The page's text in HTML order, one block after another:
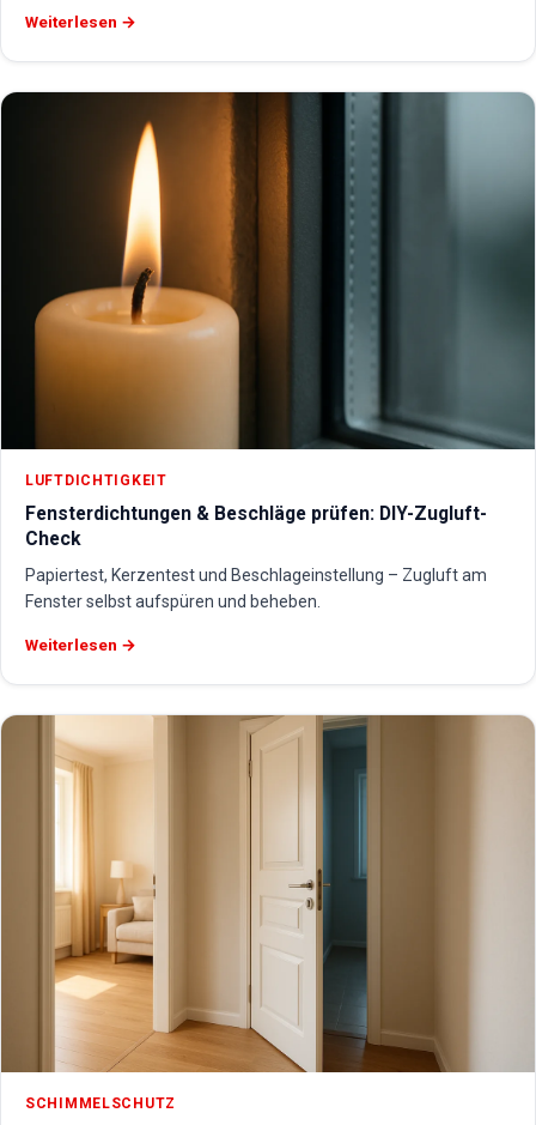
Weiterlesen →
LUFTDICHTIGKEIT
Fensterdichtungen & Beschläge prüfen: DIY-Zugluft-
Check
Papiertest, Kerzentest und Beschlageinstellung – Zugluft am
Fenster selbst aufspüren und beheben.
Weiterlesen →
SCHIMMELSCHUTZ